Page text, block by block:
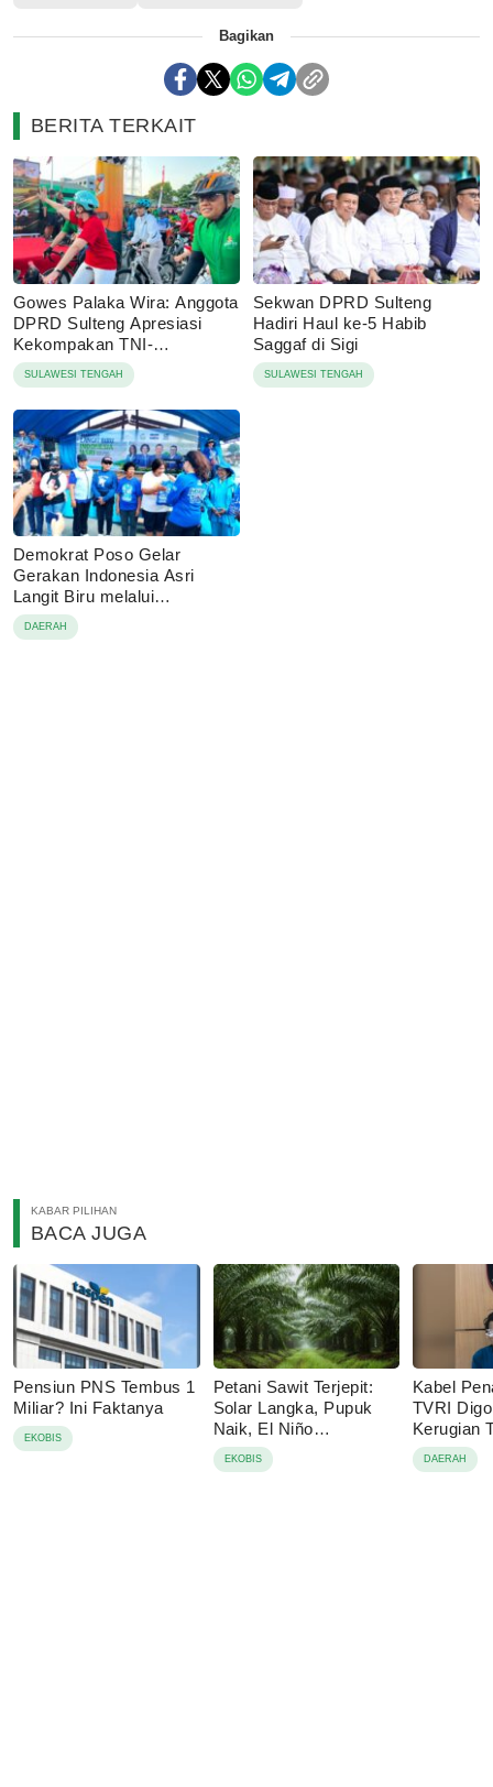
Bagikan
BERITA TERKAIT
Gowes Palaka Wira: Anggota
DPRD Sulteng Apresiasi
Kekompakan TNI-
Masyarakat
SULAWESI TENGAH
Sekwan DPRD Sulteng
Hadiri Haul ke-5 Habib
Saggaf di Sigi
SULAWESI TENGAH
Demokrat Poso Gelar
Gerakan Indonesia Asri
Langit Biru melalui
Pembagian Sembako
DAERAH
KABAR PILIHAN
BACA JUGA
Pensiun PNS Tembus 1
Miliar? Ini Faktanya
EKOBIS
Petani Sawit Terjepit:
Solar Langka, Pupuk
Naik, El Niño
Mengancam
EKOBIS
Kabel
TVRI
Kerugian
Juta
DAERAH